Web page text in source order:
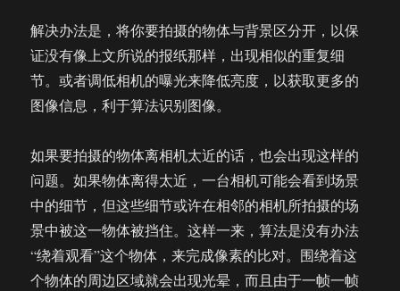
解决办法是，将你要拍摄的物体与背景区分开，以保
证没有像上文所说的报纸那样，出现相似的重复细
节。或者调低相机的曝光来降低亮度，以获取更多的
图像信息，利于算法识别图像。
如果要拍摄的物体离相机太近的话，也会出现这样的
问题。如果物体离得太近，一台相机可能会看到场景
中的细节，但这些细节或许在相邻的相机所拍摄的场
景中被这一物体被挡住。这样一来，算法是没有办法
“绕着观看”这个物体，来完成像素的比对。围绕着这
个物体的周边区域就会出现光晕，而且由于一帧一帧